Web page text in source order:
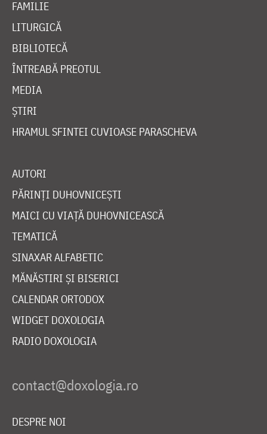
FAMILIE
LITURGICĂ
BIBLIOTECĂ
ÎNTREABĂ PREOTUL
MEDIA
ȘTIRI
HRAMUL SFINTEI CUVIOASE PARASCHEVA
AUTORI
PĂRINȚI DUHOVNICEȘTI
MAICI CU VIAȚĂ DUHOVNICEASCĂ
TEMATICĂ
SINAXAR ALFABETIC
MĂNĂSTIRI ȘI BISERICI
CALENDAR ORTODOX
WIDGET DOXOLOGIA
RADIO DOXOLOGIA
DESPRE NOI